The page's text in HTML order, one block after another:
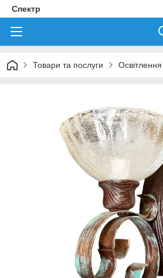
Спектр
Товари та послуги Освітлення